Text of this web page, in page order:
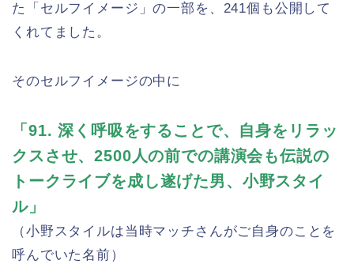
た「セルフイメージ」の一部を、241個も公開して
くれてました。
そのセルフイメージの中に
「91. 深く呼吸をすることで、自身をリラッ
クスさせ、2500人の前での講演会も伝説の
トークライブを成し遂げた男、小野スタイ
ル」
（小野スタイルは当時マッチさんがご自身のことを
呼んでいた名前）